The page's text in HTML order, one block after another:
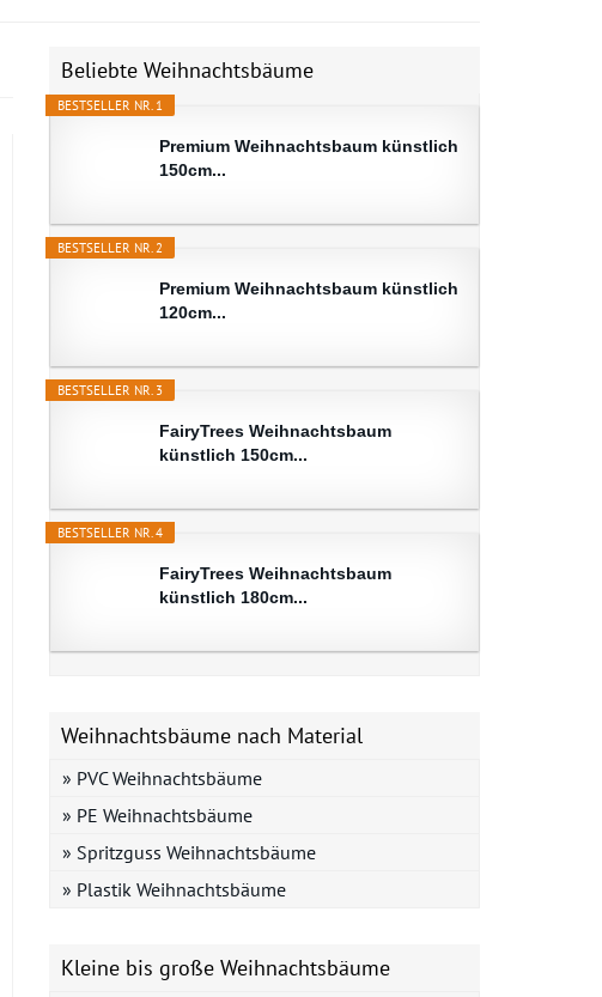
Beliebte Weihnachtsbäume
BESTSELLER NR. 1
Premium Weihnachtsbaum künstlich
150cm...
BESTSELLER NR. 2
Premium Weihnachtsbaum künstlich
120cm...
BESTSELLER NR. 3
FairyTrees Weihnachtsbaum
künstlich 150cm...
BESTSELLER NR. 4
FairyTrees Weihnachtsbaum
künstlich 180cm...
Weihnachtsbäume nach Material
» PVC Weihnachtsbäume
» PE Weihnachtsbäume
» Spritzguss Weihnachtsbäume
» Plastik Weihnachtsbäume
Kleine bis große Weihnachtsbäume